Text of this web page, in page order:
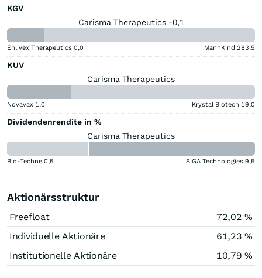
KGV
Carisma Therapeutics -0,1
Enlivex Therapeutics 0,0 MannKind 283,5
KUV
Carisma Therapeutics
Novavax 1,0 Krystal Biotech 19,0
Dividendenrendite in %
Carisma Therapeutics
Bio-Techne 0,5 SIGA Technologies 9,5
Aktionärsstruktur
Freefloat
72,02 %
Individuelle Aktionäre
61,23 %
Institutionelle Aktionäre
10,79 %